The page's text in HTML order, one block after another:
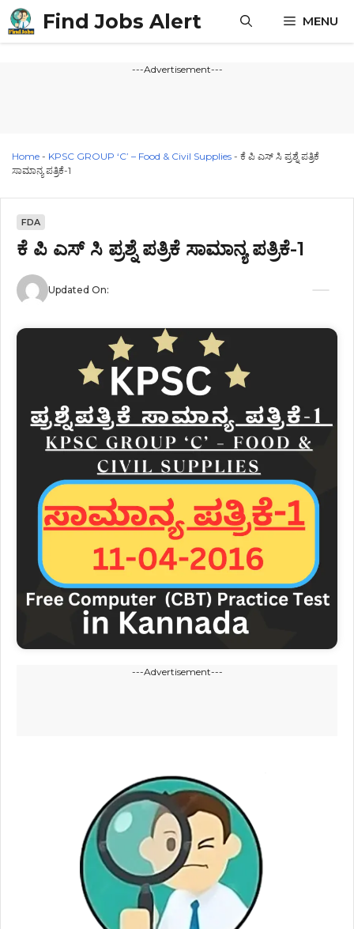
Skip
to
content
Find Jobs Alert MENU
---Advertisement---
Home - KPSC GROUP ‘C’ – Food & Civil Supplies - ಕೆ ಪಿ ಎಸ್ ಸಿ ಪ್ರಶ್ನೆ ಪತ್ರಿಕೆ
ಸಾಮಾನ್ಯ ಪತ್ರಿಕೆ-1
FDA
ಕೆ ಪಿ ಎಸ್ ಸಿ ಪ್ರಶ್ನೆ ಪತ್ರಿಕೆ ಸಾಮಾನ್ಯ ಪತ್ರಿಕೆ-1
Updated On:
---Advertisement---